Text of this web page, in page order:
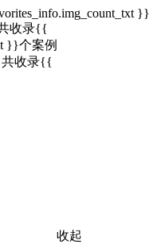
}}
收录{{
}}个案例
共收录{{
收起